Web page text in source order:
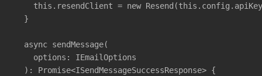
this.resendClient = new
  }
  async sendMessage(
    options: IEmailOptions
  ): Promise<ISendMessageSuccessResponse> {